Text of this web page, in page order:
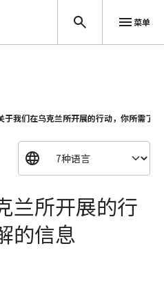
菜单
于我们在乌克兰所开展的行动，你所需了
兰所开展的行
的信息